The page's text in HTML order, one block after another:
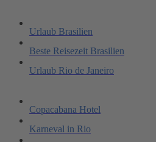
Urlaub Brasilien
Beste Reisezeit Brasilien
Urlaub Rio de Janeiro
Copacabana Hotel
Karneval in Rio